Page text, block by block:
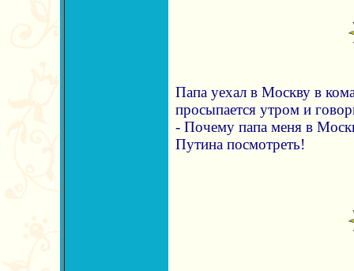
Папа уехал в Москву в
просыпается утром и
- Почему папа меня в
Путина посмотреть!